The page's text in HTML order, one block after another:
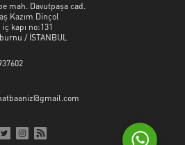
mah. Davutpaşa cad.
Kazım Dinçol
iç kapı no:131
/ İSTANBUL